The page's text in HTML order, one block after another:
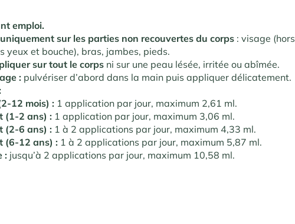
emploi.
sur les parties non recouvertes du corps : visage (hors
yeux et bouche), bras, jambes, pieds.
sur tout le corps ni sur une peau lésée, irritée ou abîmée.
: pulvériser d’abord dans la main puis appliquer délicatement.
12 mois) : 1 application par jour, maximum 2,61 ml.
(1-2 ans) : 1 application par jour, maximum 3,06 ml.
(2-6 ans) : 1 à 2 applications par jour, maximum 4,33 ml.
(6-12 ans) : 1 à 2 applications par jour, maximum 5,87 ml.
: jusqu’à 2 applications par jour, maximum 10,58 ml.